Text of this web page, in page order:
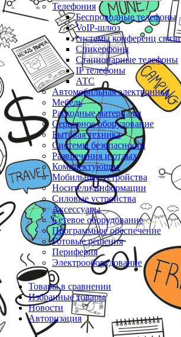
Телефония
Беспроводные телефоны
VoIP-шлюз
системы конференц связи
Спикерфоны
Стационарные телефоны
IP телефоны
АТС
Автомобильная электроника
Мебель
Расходные материалы
Серверное оборудование
Бытовая техника
Системы безопасности
Развлечения и отдых
Комплектующие
Мобильные устройства
Носители информации
Силовые устройства
Аксессуары
Сетевое оборудование
Программное обеспечение
Готовые решения
Периферия
Электрооборудование
Товары в сравнении
Избранные товары
Новости
Авторизация